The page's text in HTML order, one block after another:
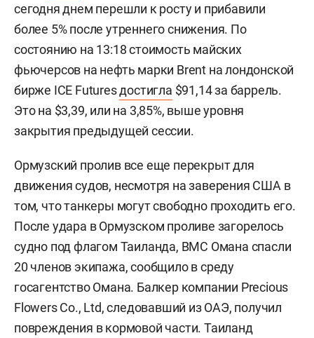
сегодня днем перешли к росту и прибавили
более 5% после утреннего снижения. По
состоянию на 13:18 стоимость майских
фьючерсов на нефть марки Brent на лондонской
бирже ICE Futuresдостигла $91,14 за баррель.
Это на $3,39, или на 3,85%, выше уровня
закрытия предыдущей сессии.
Ормузский пролив все еще перекрыт для
движения судов, несмотря на заверения США в
том, что танкеры могут свободно проходить его.
После удара в Ормузском проливе загорелось
судно под флагом Таиланда, ВМС Омана спасли
20 членов экипажа, сообщило в среду
госагентство Омана. Балкер компании Precious
Flowers Co., Ltd, следовавший из ОАЭ, получил
повреждения в кормовой части. Таиланд